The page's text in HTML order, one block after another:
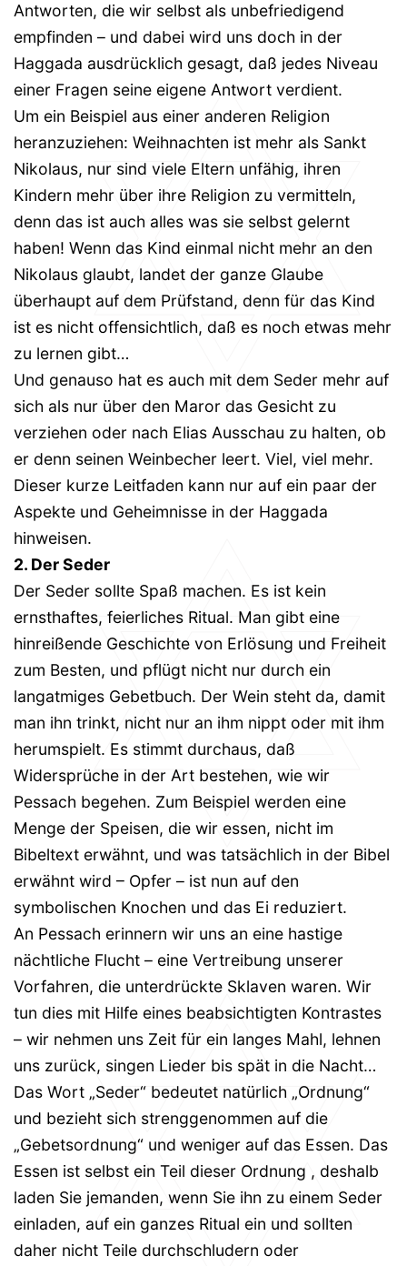
Antworten, die wir selbst als unbefriedigend
empfinden – und dabei wird uns doch in der
Haggada ausdrücklich gesagt, daß jedes Niveau
einer Fragen seine eigene Antwort verdient.
Um ein Beispiel aus einer anderen Religion
heranzuziehen: Weihnachten ist mehr als Sankt
Nikolaus, nur sind viele Eltern unfähig, ihren
Kindern mehr über ihre Religion zu vermitteln,
denn das ist auch alles was sie selbst gelernt
haben! Wenn das Kind einmal nicht mehr an den
Nikolaus glaubt, landet der ganze Glaube
überhaupt auf dem Prüfstand, denn für das Kind
ist es nicht offensichtlich, daß es noch etwas mehr
zu lernen gibt…
Und genauso hat es auch mit dem Seder mehr auf
sich als nur über den Maror das Gesicht zu
verziehen oder nach Elias Ausschau zu halten, ob
er denn seinen Weinbecher leert. Viel, viel mehr.
Dieser kurze Leitfaden kann nur auf ein paar der
Aspekte und Geheimnisse in der Haggada
hinweisen.
2. Der Seder
Der Seder sollte Spaß machen. Es ist kein
ernsthaftes, feierliches Ritual. Man gibt eine
hinreißende Geschichte von Erlösung und Freiheit
zum Besten, und pflügt nicht nur durch ein
langatmiges Gebetbuch. Der Wein steht da, damit
man ihn trinkt, nicht nur an ihm nippt oder mit ihm
herumspielt. Es stimmt durchaus, daß
Widersprüche in der Art bestehen, wie wir
Pessach begehen. Zum Beispiel werden eine
Menge der Speisen, die wir essen, nicht im
Bibeltext erwähnt, und was tatsächlich in der Bibel
erwähnt wird – Opfer – ist nun auf den
symbolischen Knochen und das Ei reduziert.
An Pessach erinnern wir uns an eine hastige
nächtliche Flucht – eine Vertreibung unserer
Vorfahren, die unterdrückte Sklaven waren. Wir
tun dies mit Hilfe eines beabsichtigten Kontrastes
– wir nehmen uns Zeit für ein langes Mahl, lehnen
uns zurück, singen Lieder bis spät in die Nacht…
Das Wort „Seder“ bedeutet natürlich „Ordnung“
und bezieht sich strenggenommen auf die
„Gebetsordnung“ und weniger auf das Essen. Das
Essen ist selbst ein Teil dieser Ordnung , deshalb
laden Sie jemanden, wenn Sie ihn zu einem Seder
einladen, auf ein ganzes Ritual ein und sollten
daher nicht Teile durchschludern oder